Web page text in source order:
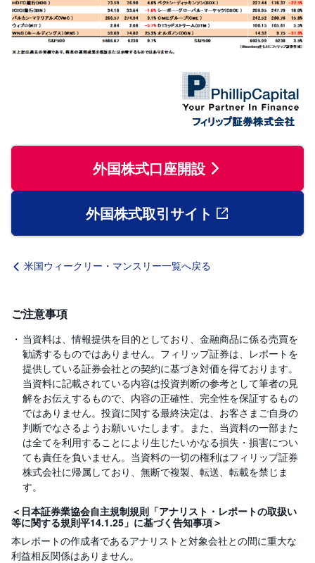
外国株式口座開設
外国株式取引サイト
米国ウィークリー・マンスリー一覧へ戻る
ご注意事項
当資料は、情報提供を目的としており、金融商品に係る売買を
勧誘するものではありません。フィリップ証券は、レポートを
提供している証券会社との契約に基づき対価を得ております。
当資料に記載されている内容は投資判断の参考として筆者の見
解をお伝えするもので、内容の正確性、完全性を保証するもの
ではありません。投資に関する最終決定は、お客さまご自身の
判断でなさるようお願いいたします。また、当資料の一部また
は全てを利用することにより生じたいかなる損失・損害につい
ても責任を負いません。当資料の一切の権利はフィリップ証券
株式会社に帰属しており、無断で複製、転送、転載を禁じま
す。
＜日本証券業協会自主規制規則「アナリスト・レポートの取扱い
等に関する規則平14.1.25」に基づく告知事項＞
本レポートの作成者であるアナリストと対象会社との間に重大な
利益相反関係はありません。